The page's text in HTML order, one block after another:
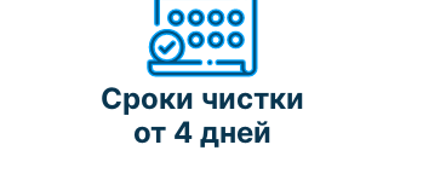
Сроки чистки
от 4 дней